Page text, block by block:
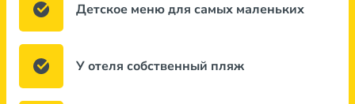
Детское меню для самых маленьких
У отеля собственный пляж